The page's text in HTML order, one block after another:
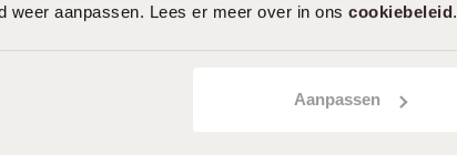
weer aanpassen. Lees er meer over in ons cookiebeleid.
Aanpassen